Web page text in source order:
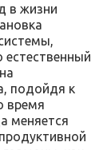
в жизни
подойдя к
время
меняется